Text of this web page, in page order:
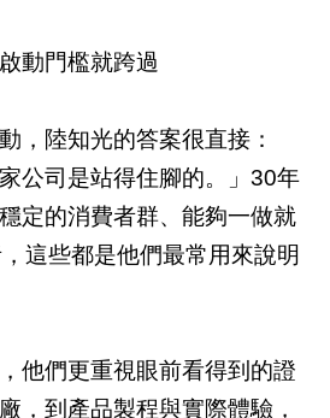
動門檻就跨過
，陸知光的答案很直接：
公司是站得住腳的。」30年
定的消費者群、能夠一做就
這些都是他們最常用來說明
他們更重視眼前看得到的證
，到產品製程與實際體驗，